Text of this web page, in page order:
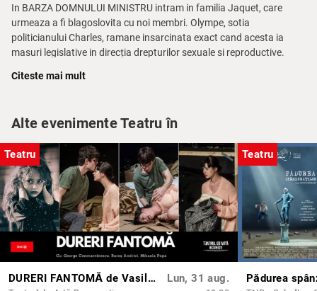
In BARZA DOMNULUI MINISTRU intram in familia Jaquet, care
urmeaza a fi blagoslovita cu noi membri. Olympe, sotia
politicianului Charles, ramane insarcinata exact cand acesta ia
masuri legislative in direcția drepturilor sexuale si reproductive.
sau. Thèrése, fata in casa, este si ea insarcinata, la fel si Annie
Astfel, Teatrul Principal propune una dintre cele mai spumoase
aventuri si nazbatii ale personajelor: „BARZA DOMNULUI
MINISTRU”.
Costume: Geanina Punkosti
​Regia: Lucian Iancu
Citeste mai mult
Alte evenimente Teatru în
Teatru
DURERI FANTOMĂ de Vasili Sigarev Lun, 31 aug.
Teatru
Pădurea